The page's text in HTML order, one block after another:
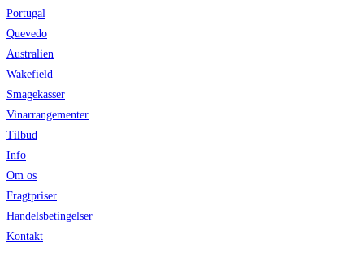
Portugal
Quevedo
Australien
Wakefield
Smagekasser
Vinarrangementer
Tilbud
Info
Om os
Fragtpriser
Handelsbetingelser
Kontakt